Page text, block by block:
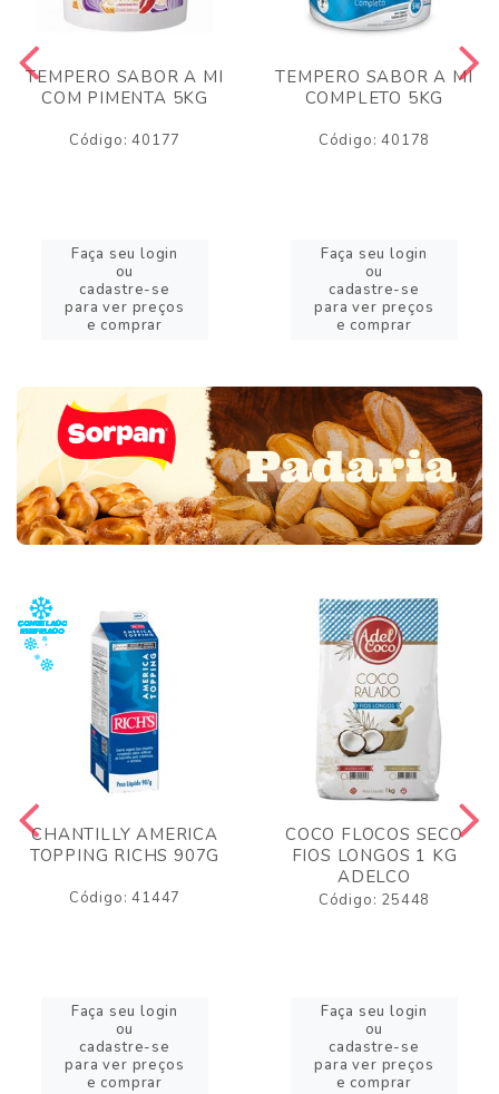
TEMPERO SABOR A MI
COM PIMENTA 5KG
Código: 40177
Faça seu login
ou
cadastre-se
para ver preços
e comprar
TEMPERO SABOR A MI
COMPLETO 5KG
Código: 40178
Faça seu login
ou
cadastre-se
para ver preços
e comprar
CHANTILLY AMERICA
TOPPING RICHS 907G
Código: 41447
Faça seu login
ou
cadastre-se
para ver preços
e comprar
COCO FLOCOS SECO
FIOS LONGOS 1 KG
ADELCO
Código: 25448
Faça seu login
ou
cadastre-se
para ver preços
e comprar